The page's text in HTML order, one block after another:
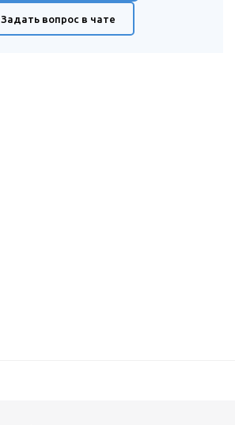
Задать вопрос в чате